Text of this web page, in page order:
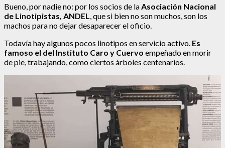
Bueno, por nadie no: por los socios de laAsociación Nacional
de Linotipistas, ANDEL, que si bien no son muchos, son los
machos para no dejar desaparecer el oficio.
Todavía hay algunos pocos linotipos en servicio activo. Es
famoso el del Instituto Caro y Cuervo empeñado en morir
de pie, trabajando, como ciertos árboles centenarios.